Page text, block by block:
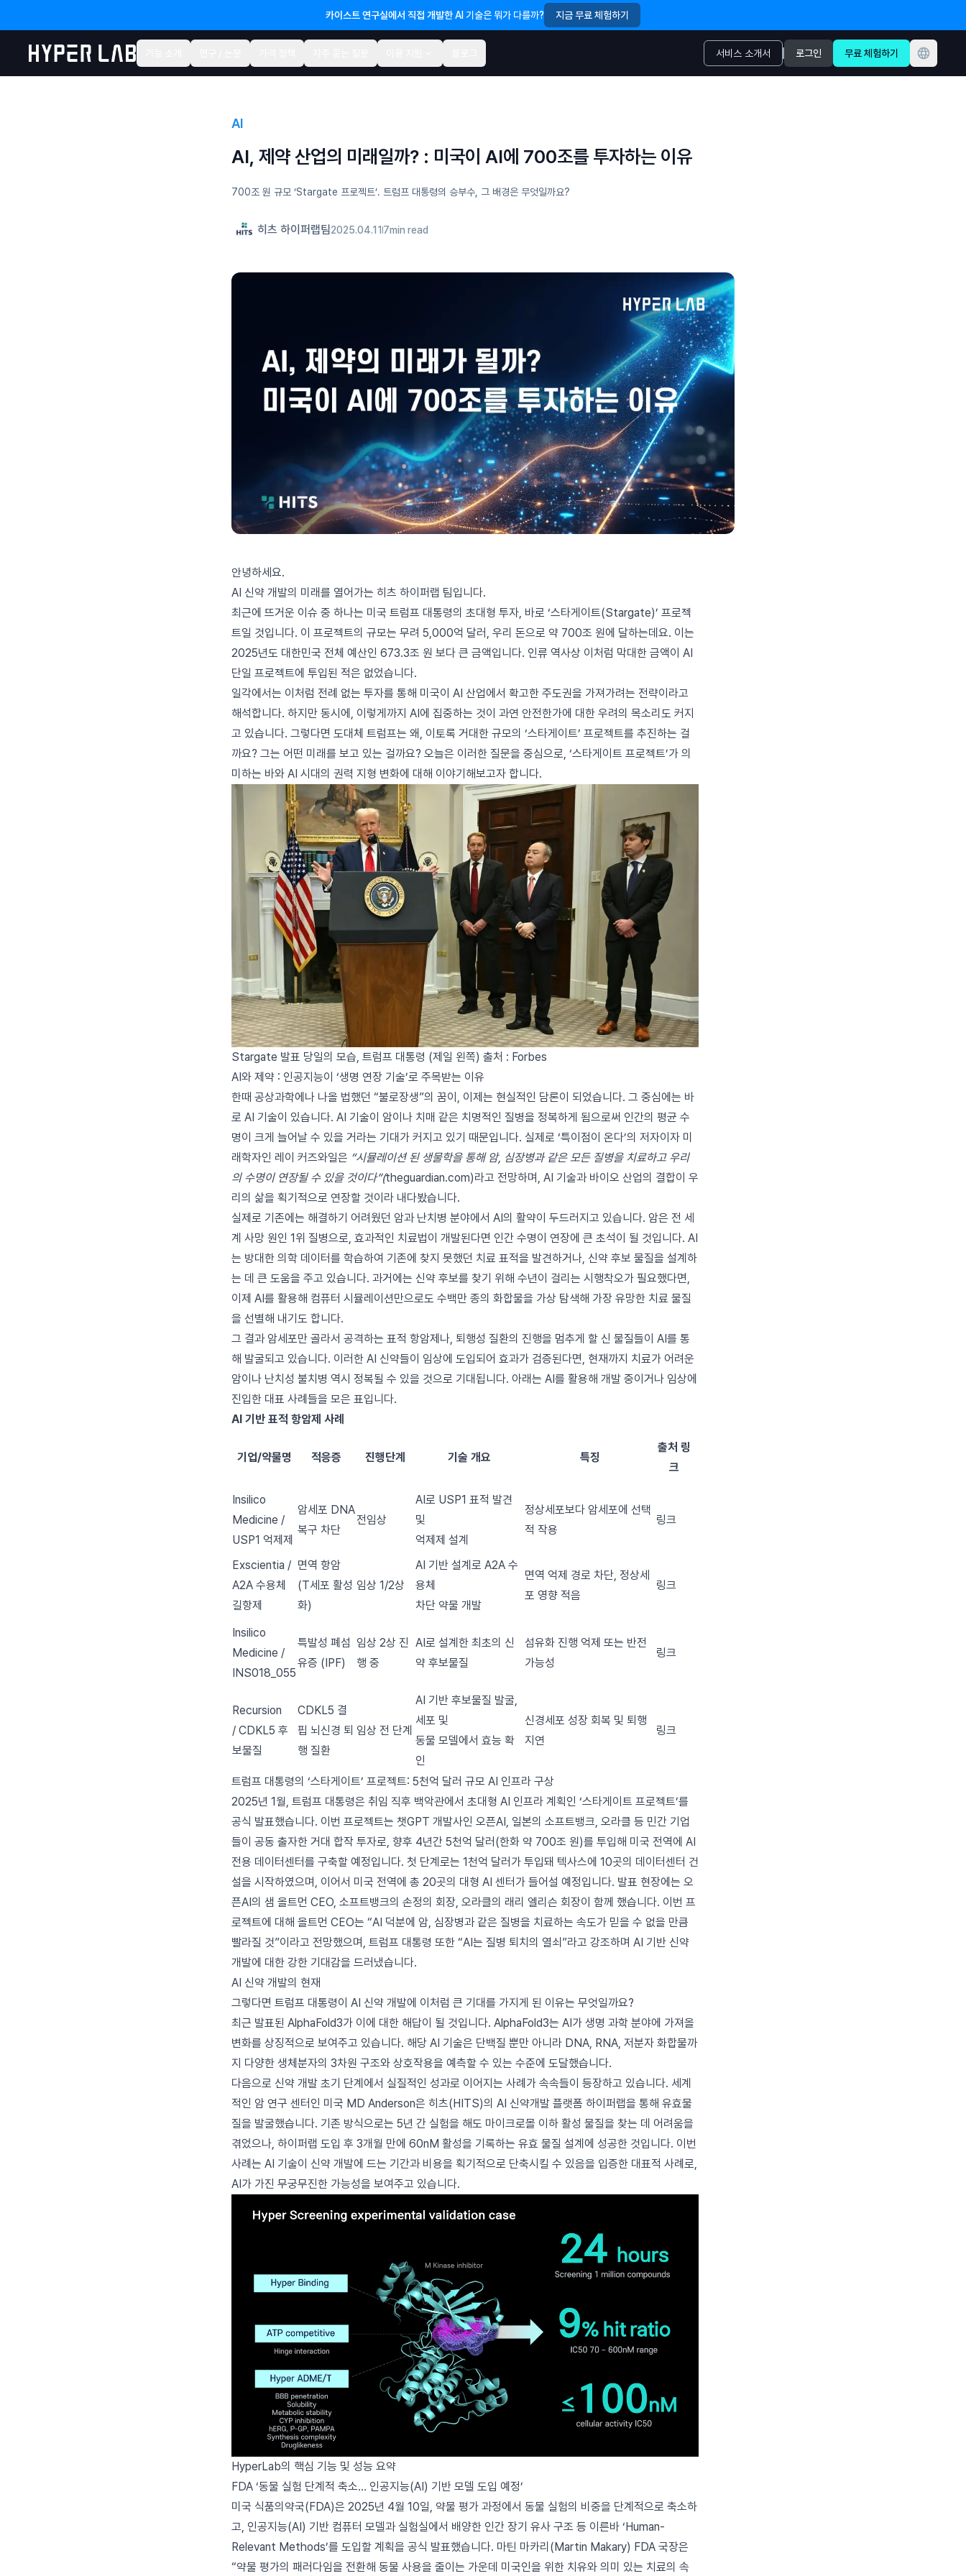
서비스 소개서 로그인 무료 체험하기
카이스트 연구실에서 직접 개발한AI 기술은 뭐가 다를까? 지금 무료 체험하기
AI
AI, 제약 산업의 미래일까? : 미국이 AI에 700조를 투자하는 이유
700조 원 규모 ‘Stargate 프로젝트’. 트럼프 대통령의 승부수, 그 배경은 무엇일까요?
히츠 하이퍼랩팀2025.04.11 7min read
안녕하세요.
AI 신약 개발의 미래를 열어가는 히츠 하이퍼랩 팀입니다.
최근에 뜨거운 이슈 중 하나는 미국 트럼프 대통령의 초대형 투자, 바로 ‘스타게이트(Stargate)’ 프로젝
트일 것입니다. 이 프로젝트의 규모는 무려 5,000억 달러, 우리 돈으로 약 700조 원에 달하는데요. 이는
2025년도 대한민국 전체 예산인 673.3조 원 보다 큰 금액입니다. 인류 역사상 이처럼 막대한 금액이 AI
단일 프로젝트에 투입된 적은 없었습니다.
일각에서는 이처럼 전례 없는 투자를 통해 미국이 AI 산업에서 확고한 주도권을 가져가려는 전략이라고
해석합니다. 하지만 동시에, 이렇게까지 AI에 집중하는 것이 과연 안전한가에 대한 우려의 목소리도 커지
고 있습니다. 그렇다면 도대체 트럼프는 왜, 이토록 거대한 규모의 ‘스타게이트’ 프로젝트를 추진하는 걸
까요? 그는 어떤 미래를 보고 있는 걸까요? 오늘은 이러한 질문을 중심으로, ‘스타게이트 프로젝트’가 의
미하는 바와 AI 시대의 권력 지형 변화에 대해 이야기해보고자 합니다.
Stargate 발표 당일의 모습, 트럼프 대통령 (제일 왼쪽) 출처 : Forbes
AI와 제약 : 인공지능이 ‘생명 연장 기술’로 주목받는 이유
한때 공상과학에나 나올 법했던 “불로장생”의 꿈이, 이제는 현실적인 담론이 되었습니다. 그 중심에는 바
로 AI 기술이 있습니다. AI 기술이 암이나 치매 같은 치명적인 질병을 정복하게 됨으로써 인간의 평균 수
명이 크게 늘어날 수 있을 거라는 기대가 커지고 있기 때문입니다. 실제로 ‘특이점이 온다’의 저자이자 미
래학자인 레이 커즈와일은 “시뮬레이션 된 생물학을 통해 암, 심장병과 같은 모든 질병을 치료하고 우리
의 수명이 연장될 수 있을 것이다”(theguardian.com)라고 전망하며, AI 기술과 바이오 산업의 결합이 우
리의 삶을 획기적으로 연장할 것이라 내다봤습니다.
실제로 기존에는 해결하기 어려웠던 암과 난치병 분야에서 AI의 활약이 두드러지고 있습니다. 암은 전 세
계 사망 원인 1위 질병으로, 효과적인 치료법이 개발된다면 인간 수명이 연장에 큰 초석이 될 것입니다. AI
는 방대한 의학 데이터를 학습하여 기존에 찾지 못했던 치료 표적을 발견하거나, 신약 후보 물질을 설계하
는 데 큰 도움을 주고 있습니다. 과거에는 신약 후보를 찾기 위해 수년이 걸리는 시행착오가 필요했다면,
이제 AI를 활용해 컴퓨터 시뮬레이션만으로도 수백만 종의 화합물을 가상 탐색해 가장 유망한 치료 물질
을 선별해 내기도 합니다.
그 결과 암세포만 골라서 공격하는 표적 항암제나, 퇴행성 질환의 진행을 멈추게 할 신 물질들이 AI를 통
해 발굴되고 있습니다. 이러한 AI 신약들이 임상에 도입되어 효과가 검증된다면, 현재까지 치료가 어려운
암이나 난치성 불치병 역시 정복될 수 있을 것으로 기대됩니다. 아래는 AI를 활용해 개발 중이거나 임상에
진입한 대표 사례들을 모은 표입니다.
AI 기반 표적 항암제 사례
기업/약물명 적응증 진행단계 기술 개요 특징
출처 링
크
Insilico
Medicine /
USP1 억제제
암세포 DNA
복구 차단
전임상
AI로 USP1 표적 발견
및
억제제 설계
정상세포보다 암세포에 선택
적 작용
링크
Exscientia /
A2A 수용체
길항제
면역 항암
(T세포 활성
화)
임상 1/2상
AI 기반 설계로 A2A 수
용체
차단 약물 개발
면역 억제 경로 차단, 정상세
포 영향 적음
링크
Insilico
Medicine /
INS018_055
특발성 폐섬
유증 (IPF)
임상 2상 진
행 중
AI로 설계한 최초의 신
약 후보물질
섬유화 진행 억제 또는 반전
가능성
링크
Recursion
/ CDKL5 후
보물질
CDKL5 결
핍 뇌신경 퇴
행 질환
임상 전 단계
AI 기반 후보물질 발굴,
세포 및
동물 모델에서 효능 확
인
신경세포 성장 회복 및 퇴행
지연
링크
트럼프 대통령의 ‘스타게이트’ 프로젝트: 5천억 달러 규모 AI 인프라 구상
2025년 1월, 트럼프 대통령은 취임 직후 백악관에서 초대형 AI 인프라 계획인 ‘스타게이트 프로젝트’를
공식 발표했습니다. 이번 프로젝트는 챗GPT 개발사인 오픈AI, 일본의 소프트뱅크, 오라클 등 민간 기업
들이 공동 출자한 거대 합작 투자로, 향후 4년간 5천억 달러(한화 약 700조 원)를 투입해 미국 전역에 AI
전용 데이터센터를 구축할 예정입니다. 첫 단계로는 1천억 달러가 투입돼 텍사스에 10곳의 데이터센터 건
설을 시작하였으며, 이어서 미국 전역에 총 20곳의 대형 AI 센터가 들어설 예정입니다. 발표 현장에는 오
픈AI의 샘 올트먼 CEO, 소프트뱅크의 손정의 회장, 오라클의 래리 엘리슨 회장이 함께 했습니다. 이번 프
로젝트에 대해 올트먼 CEO는 “AI 덕분에 암, 심장병과 같은 질병을 치료하는 속도가 믿을 수 없을 만큼
빨라질 것”이라고 전망했으며, 트럼프 대통령 또한 “AI는 질병 퇴치의 열쇠”라고 강조하며 AI 기반 신약
개발에 대한 강한 기대감을 드러냈습니다.
AI 신약 개발의 현재
그렇다면 트럼프 대통령이 AI 신약 개발에 이처럼 큰 기대를 가지게 된 이유는 무엇일까요?
최근 발표된 AlphaFold3가 이에 대한 해답이 될 것입니다. AlphaFold3는 AI가 생명 과학 분야에 가져올
변화를 상징적으로 보여주고 있습니다. 해당 AI 기술은 단백질 뿐만 아니라 DNA, RNA, 저분자 화합물까
지 다양한 생체분자의 3차원 구조와 상호작용을 예측할 수 있는 수준에 도달했습니다.
다음으로 신약 개발 초기 단계에서 실질적인 성과로 이어지는 사례가 속속들이 등장하고 있습니다. 세계
적인 암 연구 센터인 미국 MD Anderson은 히츠(HITS)의 AI 신약개발 플랫폼 하이퍼랩을 통해 유효물
질을 발굴했습니다. 기존 방식으로는 5년 간 실험을 해도 마이크로몰 이하 활성 물질을 찾는 데 어려움을
겪었으나, 하이퍼랩 도입 후 3개월 만에 60nM 활성을 기록하는 유효 물질 설계에 성공한 것입니다. 이번
사례는 AI 기술이 신약 개발에 드는 기간과 비용을 획기적으로 단축시킬 수 있음을 입증한 대표적 사례로,
AI가 가진 무궁무진한 가능성을 보여주고 있습니다.
HyperLab의 핵심 기능 및 성능 요약
FDA ‘동물 실험 단계적 축소… 인공지능(AI) 기반 모델 도입 예정’
미국 식품의약국(FDA)은 2025년 4월 10일, 약물 평가 과정에서 동물 실험의 비중을 단계적으로 축소하
고, 인공지능(AI) 기반 컴퓨터 모델과 실험실에서 배양한 인간 장기 유사 구조 등 이른바 ‘Human-
Relevant Methods’를 도입할 계획을 공식 발표했습니다. 마틴 마카리(Martin Makary) FDA 국장은
“약물 평가의 패러다임을 전환해 동물 사용을 줄이는 가운데 미국인을 위한 치유와 의미 있는 치료의 속